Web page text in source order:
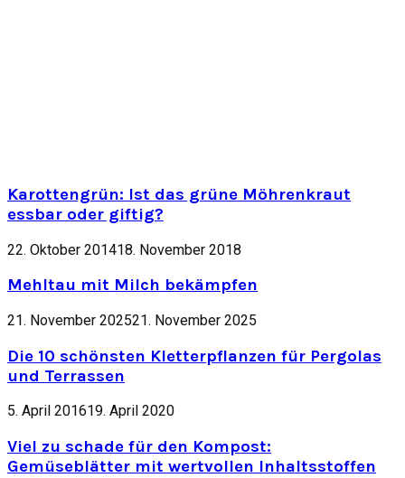
Karottengrün: Ist das grüne Möhrenkraut
essbar oder giftig?
22. Oktober 201418. November 2018
Mehltau mit Milch bekämpfen
21. November 202521. November 2025
Die 10 schönsten Kletterpflanzen für Pergolas
und Terrassen
5. April 201619. April 2020
Viel zu schade für den Kompost:
Gemüseblätter mit wertvollen Inhaltsstoffen